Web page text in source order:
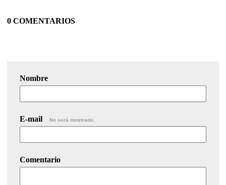
0 COMENTARIOS
Nombre
E-mail No será mostrado.
Comentario